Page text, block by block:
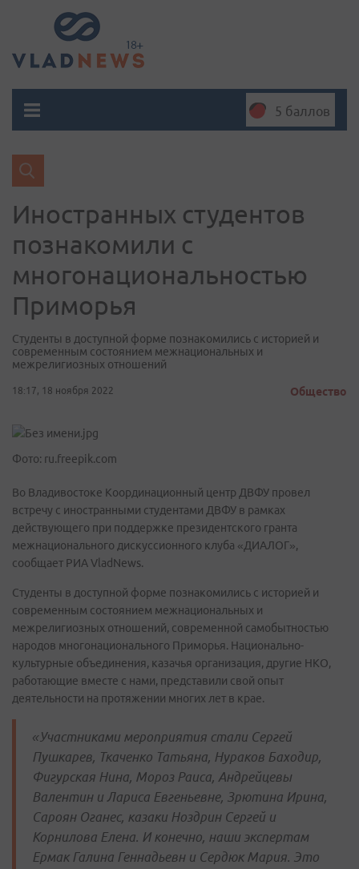
5 баллов
Иностранных студентов
познакомили с
многонациональностью
Приморья
Студенты в доступной форме познакомились с историей и
современным состоянием межнациональных и
межрелигиозных отношений
18:17, 18 ноября 2022 Общество
Фото: ru.freepik.com
Во Владивостоке Координационный центр ДВФУ провел
встречу с иностранными студентами ДВФУ в рамках
действующего при поддержке президентского гранта
межнационального дискуссионного клуба «ДИАЛОГ»,
сообщает РИА VladNews.
Студенты в доступной форме познакомились с историей и
современным состоянием межнациональных и
межрелигиозных отношений, современной самобытностью
народов многонационального Приморья. Национально-
культурные объединения, казачья организация, другие НКО,
работающие вместе с нами, представили свой опыт
деятельности на протяжении многих лет в крае.
«Участниками мероприятия стали Сергей
Пушкарев, Ткаченко Татьяна, Нураков Баходир,
Фигурская Нина, Мороз Раиса, Андрейцевы
Валентин и Лариса Евгеньевне, Зрютина Ирина,
Сароян Оганес, казаки Ноздрин Сергей и
Корнилова Елена. И конечно, наши экспертам
Ермак Галина Геннадьевн и Сердюк Мария. Это